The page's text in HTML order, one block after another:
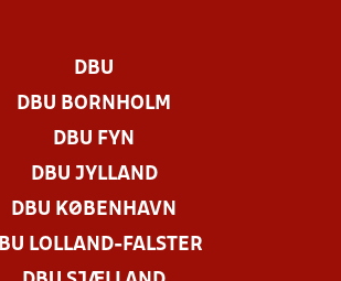
DBU
DBU BORNHOLM
DBU FYN
DBU JYLLAND
DBU KØBENHAVN
LOLLAND-FALSTER